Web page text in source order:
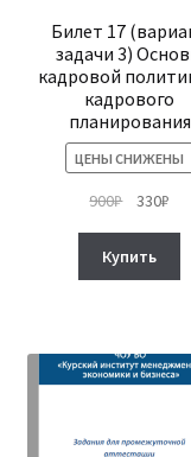
Билет 17
задачи 3)
кадровой
кадрового
планирования
ЦЕНЫ СНИЖЕНЫ
900₽
900₽.
330₽
Купить